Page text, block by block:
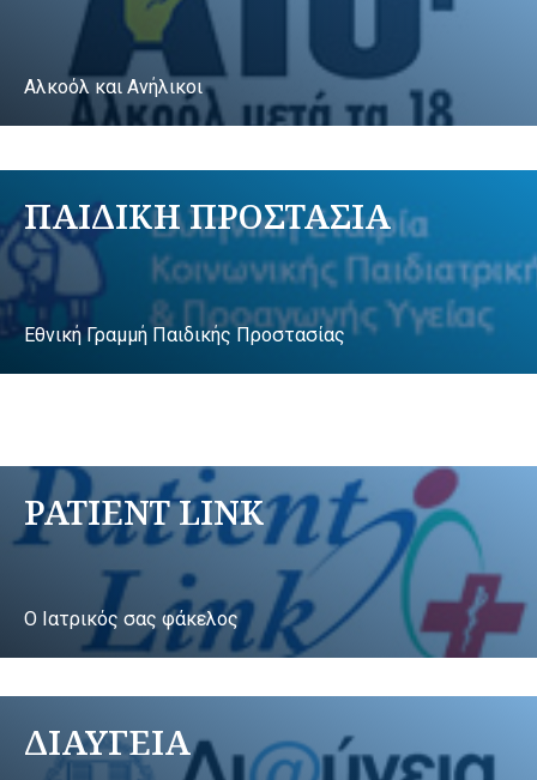
Αλκοόλ και Ανήλικοι
ΠΑΙΔΙΚΗ ΠΡΟΣΤΑΣΙΑ
Εθνική Γραμμή Παιδικής Προστασίας
PATIENT LINK
Ο Ιατρικός σας φάκελος
ΔΙΑΥΓΕΙΑ